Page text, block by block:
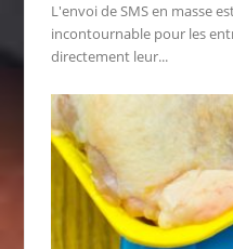
L'envoi de SMS en masse
incontournable pour les
directement leur...